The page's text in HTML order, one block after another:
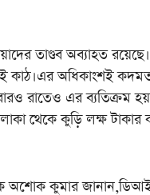
অব্যাহত রয়েছে।
অধিকাংশই
রাতেও এর ব্যতিক্রম
থেকে কুড়ি লক্ষ
কুমার জানান,ডিআই